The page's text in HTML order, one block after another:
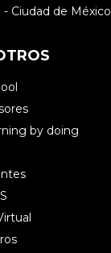
- Ciudad de México
by doing